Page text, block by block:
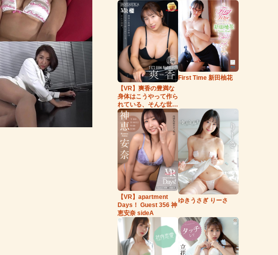
【VR】爽香の豊満な
身体はこうやって作ら
れている、そんな世
界。
First Time 新田柚花
【VR】apartment
Days！ Guest 356 神
恵安奈 sideA
ゆきうさぎ りーさ